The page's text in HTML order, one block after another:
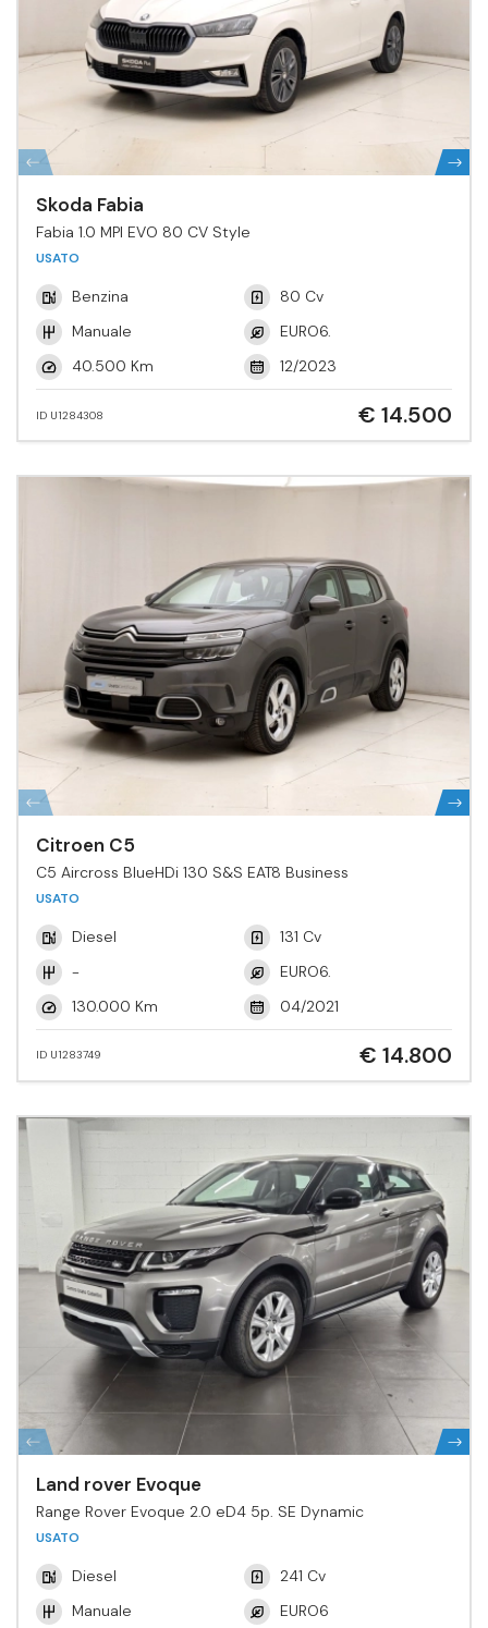
Skoda Fabia
Fabia 1.0 MPI EVO 80 CV Style
USATO
Benzina
80 Cv
Manuale
EURO6.
40.500 Km
12/2023
ID U1284308 € 14.500
Citroen C5
C5 Aircross BlueHDi 130 S&S EAT8 Business
USATO
Diesel
131 Cv
-
EURO6.
130.000 Km
04/2021
ID U1283749 € 14.800
Land rover Evoque
Range Rover Evoque 2.0 eD4 5p. SE Dynamic
USATO
Diesel
241 Cv
Manuale
EURO6